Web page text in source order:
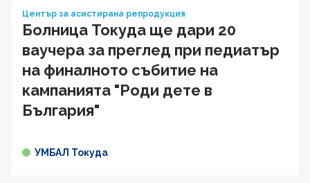
Център за асистирана репродукция
Болница Токуда ще дари 20
ваучера за преглед при педиатър
на финалното събитие на
кампанията "Роди дете в
България"
УМБАЛ Токуда